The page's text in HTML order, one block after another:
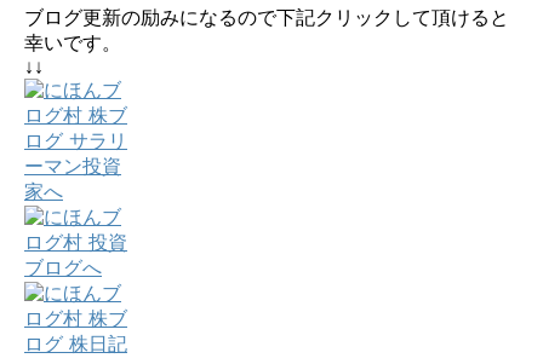
ブログ更新の励みになるので下記クリックして頂けると
幸いです。
↓↓